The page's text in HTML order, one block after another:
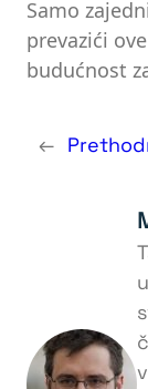
Samo
prevazići
budućnost
←